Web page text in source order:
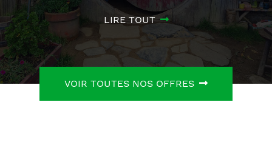
LIRE TOUT
VOIR TOUTES NOS OFFRES